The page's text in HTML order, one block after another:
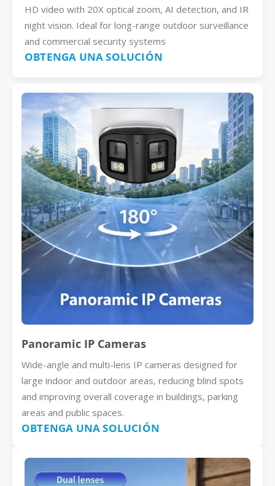
HD video with 20X optical zoom, AI detection, and IR
night vision. Ideal for long-range outdoor surveillance
and commercial security systems
OBTENGA UNA SOLUCIÓN
Panoramic IP Cameras
Wide-angle and multi-lens IP cameras designed for
large indoor and outdoor areas, reducing blind spots
and improving overall coverage in buildings, parking
areas and public spaces.
OBTENGA UNA SOLUCIÓN